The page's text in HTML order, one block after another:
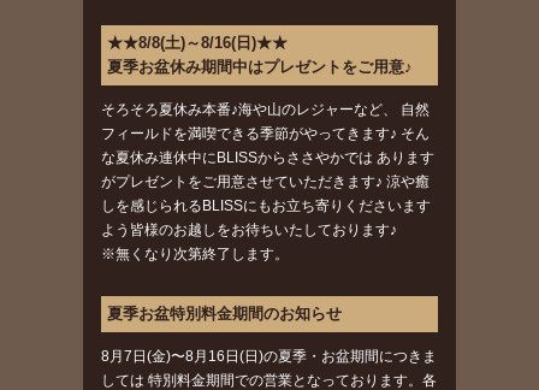
★★8/8(土)～8/16(日)★★
夏季お盆休み期間中はプレゼントをご用意♪
そろそろ夏休み本番♪海や山のレジャーなど、 自然
フィールドを満喫できる季節がやってきます♪ そん
な夏休み連休中にBLISSからささやかでは あります
がプレゼントをご用意させていただきます♪ 涼や癒
しを感じられるBLISSにもお立ち寄りくださいます
よう皆様のお越しをお待ちいたしております♪
※無くなり次第終了します。
夏季お盆特別料金期間のお知らせ
8月7日(金)〜8月16日(日)の夏季・お盆期間につきま
しては 特別料金期間での営業となっております。各